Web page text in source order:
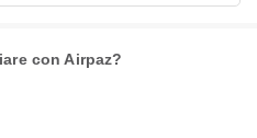
con Airpaz?